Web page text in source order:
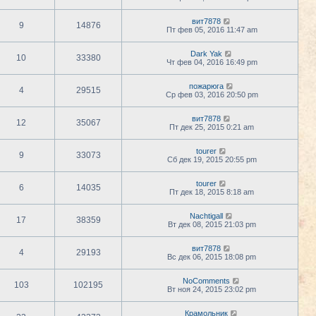
9 14876
вит7878
Пт фев 05, 2016 11:47 am
10 33380
Dark Yak
Чт фев 04, 2016 16:49 pm
4 29515
пожарюга
Ср фев 03, 2016 20:50 pm
12 35067
вит7878
Пт дек 25, 2015 0:21 am
9 33073
tourer
Сб дек 19, 2015 20:55 pm
6 14035
tourer
Пт дек 18, 2015 8:18 am
17 38359
Nachtigall
Вт дек 08, 2015 21:03 pm
4 29193
вит7878
Вс дек 06, 2015 18:08 pm
103 102195
NoComments
Вт ноя 24, 2015 23:02 pm
Крамольник